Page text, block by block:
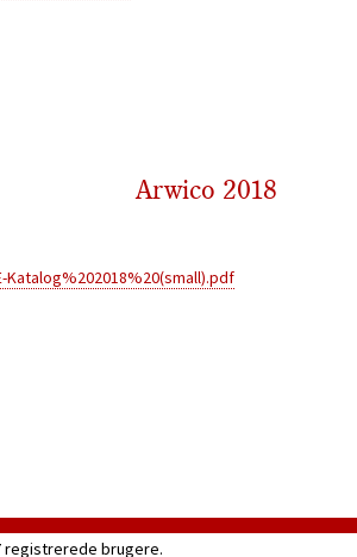
Arwico 2018
registrerede brugere.